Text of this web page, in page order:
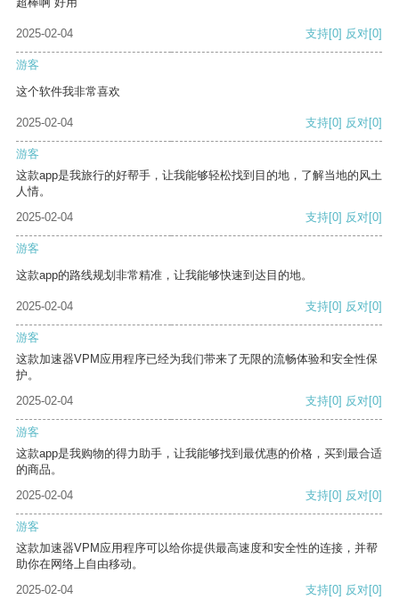
2025-02-04 支持[0] 反对[0]
游客
这个软件我非常喜欢
2025-02-04 支持[0] 反对[0]
游客
这款app是我旅行的好帮手，让我能够轻松找到目的地，了解当地的风土
人情。
2025-02-04
支持[0] 反对[0]
游客
这款app的路线规划非常精准，让我能够快速到达目的地。
2025-02-04 支持[0] 反对[0]
游客
这款加速器VPM应用程序已经为我们带来了无限的流畅体验和安全性保
护。
2025-02-04
支持[0] 反对[0]
游客
这款app是我购物的得力助手，让我能够找到最优惠的价格，买到最合适
的商品。
2025-02-04
支持[0] 反对[0]
游客
这款加速器VPM应用程序可以给你提供最高速度和安全性的连接，并帮
助你在网络上自由移动。
2025-02-04
支持[0] 反对[0]